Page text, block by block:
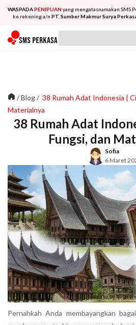
WASPADAPENIPUAN yang mengatasnamakan SMS
ke rekening a/n PT. Sumber Makmur Surya
/Blog/ 38 Rumah Adat Indonesia |
Materialnya
38 Rumah Adat
Fungsi, dan
Sofia
6 Maret
Pernahkah Anda membayangkan